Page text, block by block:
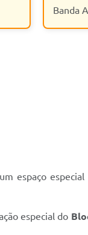
Banda
espaço
especial do